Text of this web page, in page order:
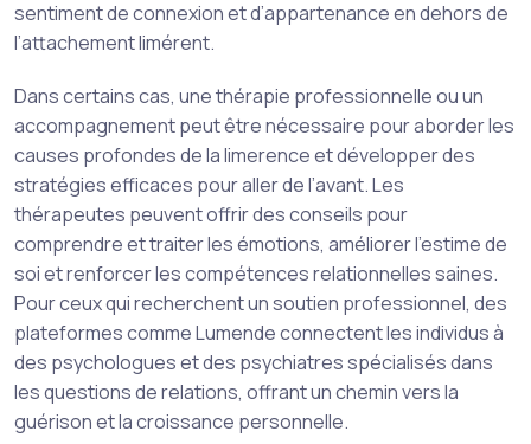
sentiment de connexion et d’appartenance en dehors de
l’attachement limérent.
Dans certains cas, une thérapie professionnelle ou un
accompagnement peut être nécessaire pour aborder les
causes profondes de la limerence et développer des
stratégies efficaces pour aller de l’avant. Les
thérapeutes peuvent offrir des conseils pour
comprendre et traiter les émotions, améliorer l’estime de
soi et renforcer les compétences relationnelles saines.
Pour ceux qui recherchent un soutien professionnel, des
plateformes comme Lumende connectent les individus à
des psychologues et des psychiatres spécialisés dans
les questions de relations, offrant un chemin vers la
guérison et la croissance personnelle.